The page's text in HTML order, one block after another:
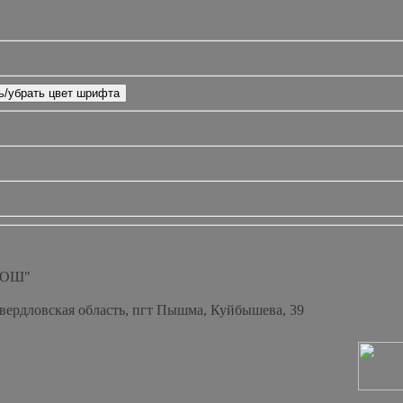
область, пгт Пышма, Куйбышева, 39